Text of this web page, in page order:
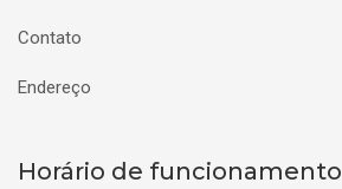
Contato
Endereço
Horário de funcionamento